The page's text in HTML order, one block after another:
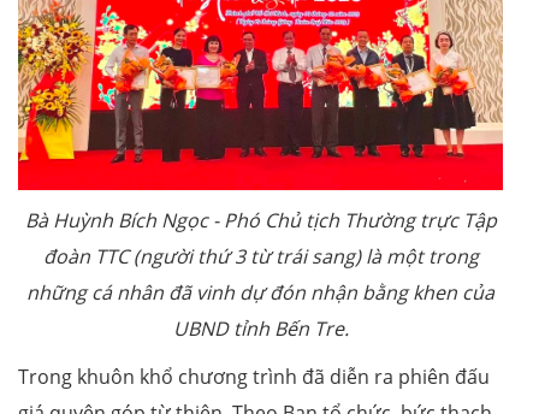
Bà Huỳnh Bích Ngọc - Phó Chủ tịch Thường trực Tập
đoàn TTC (người thứ 3 từ trái sang) là một trong
những cá nhân đã vinh dự đón nhận bằng khen của
UBND tỉnh Bến Tre.
Trong khuôn khổ chương trình đã diễn ra phiên đấu